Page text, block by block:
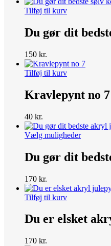
Tilføj til kurv
Du gør dit
150 kr.
Tilføj til kurv
Kravlepynt no 7
40 kr.
Vælg mulighederDette
har
flere
kan
varesiden
Du gør dit
170 kr.
Tilføj til kurv
Du er elsket
170 kr.